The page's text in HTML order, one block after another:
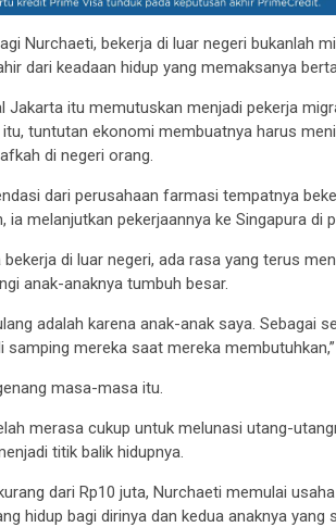
Nurchaeti, bekerja di luar negeri bukanlah
dari keadaan hidup yang memaksanya
Jakarta itu memutuskan menjadi pekerja
tuntutan ekonomi membuatnya harus
di negeri orang.
dari perusahaan farmasi tempatnya
ia melanjutkan pekerjaannya ke Singapura di
di luar negeri, ada rasa yang terus
anak-anaknya tumbuh besar.
adalah karena anak-anak saya. Sebagai
samping mereka saat mereka
masa-masa itu.
merasa cukup untuk melunasi utang-
titik balik hidupnya.
dari Rp10 juta, Nurchaeti memulai
hidup bagi dirinya dan kedua anaknya